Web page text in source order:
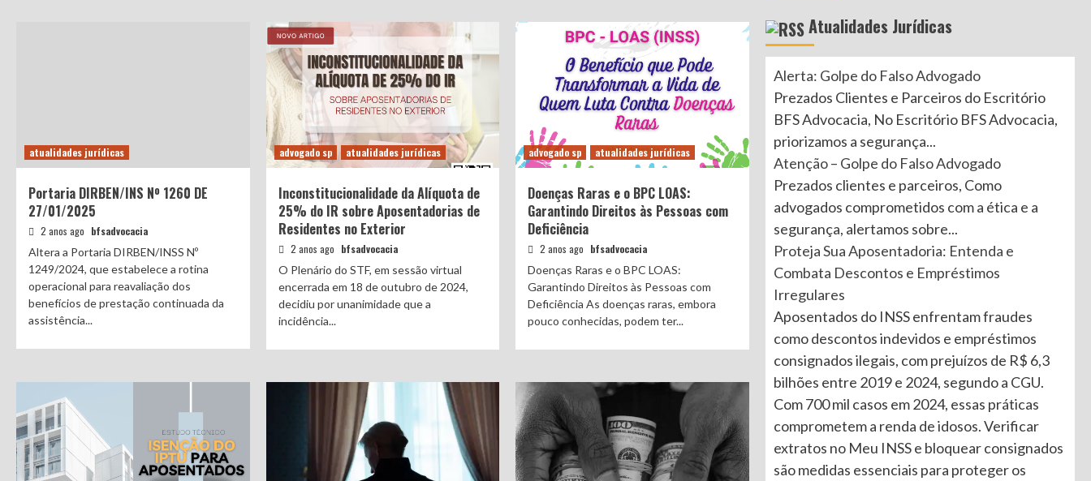
atualidades jurídicas
Portaria DIRBEN/INS Nº 1260 DE
27/01/2025
2 anos ago bfsadvocacia
Altera a Portaria DIRBEN/INSS Nº
1249/2024, que estabelece a rotina
operacional para reavaliação dos
benefícios de prestação continuada da
assistência...
advogado sp atualidades jurídicas
Inconstitucionalidade da Alíquota de
25% do IR sobre Aposentadorias de
Residentes no Exterior
2 anos ago bfsadvocacia
O Plenário do STF, em sessão virtual
encerrada em 18 de outubro de 2024,
decidiu por unanimidade que a
incidência...
advogado sp atualidades jurídicas
Doenças Raras e o BPC LOAS:
Garantindo Direitos às Pessoas com
Deficiência
2 anos ago bfsadvocacia
Doenças Raras e o BPC LOAS:
Garantindo Direitos às Pessoas com
Deficiência As doenças raras, embora
pouco conhecidas, podem ter...
Atualidades Jurídicas
Alerta: Golpe do Falso Advogado
Prezados Clientes e Parceiros do Escritório
BFS Advocacia, No Escritório BFS Advocacia,
priorizamos a segurança...
Atenção – Golpe do Falso Advogado
Prezados clientes e parceiros, Como
advogados comprometidos com a ética e a
segurança, alertamos sobre...
Proteja Sua Aposentadoria: Entenda e
Combata Descontos e Empréstimos
Irregulares
Aposentados do INSS enfrentam fraudes
como descontos indevidos e empréstimos
consignados ilegais, com prejuízos de R$ 6,3
bilhões entre 2019 e 2024, segundo a CGU.
Com 700 mil casos em 2024, essas práticas
comprometem a renda de idosos. Verificar
extratos no Meu INSS e bloquear consignados
são medidas essenciais para proteger os